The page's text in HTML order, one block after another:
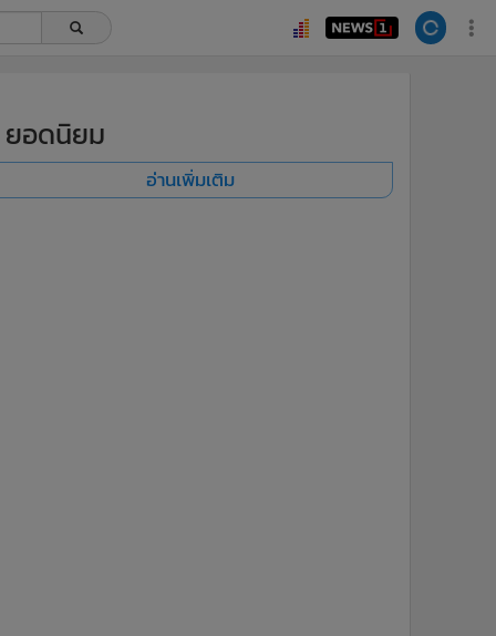
ยอดนิยม
อ่านเพิ่มเติม